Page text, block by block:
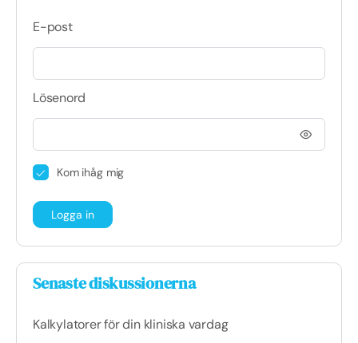
E-post
Lösenord
Kom ihåg mig
Senaste diskussionerna
Kalkylatorer för din kliniska vardag